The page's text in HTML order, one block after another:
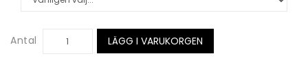
Antal LÄGG I VARUKORGEN